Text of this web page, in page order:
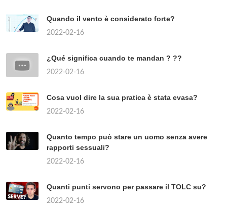
Quando il vento è considerato forte?
2022-02-16
¿Qué significa cuando te mandan ? ??
2022-02-16
Cosa vuol dire la sua pratica è stata evasa?
2022-02-16
Quanto tempo può stare un uomo senza avere
rapporti sessuali?
2022-02-16
Quanti punti servono per passare il TOLC su?
2022-02-16